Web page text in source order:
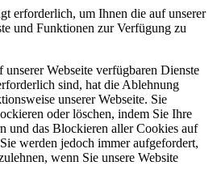
erforderlich, um Ihnen die auf unserer
und Funktionen zur Verfügung zu
Webseite verfügbaren Dienste
sind, hat die Ablehnung
unserer Webseite. Sie
oder löschen, indem Sie Ihre
und das Blockieren aller Cookies auf
werden jedoch immer aufgefordert,
wenn Sie unsere Website